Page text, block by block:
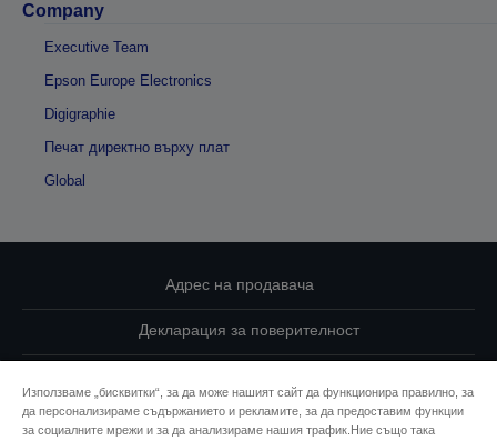
Company
Executive Team
Epson Europe Electronics
Digigraphie
Печат директно върху плат
Global
Адрес на продавача
Декларация за поверителност
Свържете се с нас за Вашите данни
Използваме „бисквитки“, за да може нашият сайт да функционира правилно, за
да персонализираме съдържанието и рекламите, за да предоставим функции
за социалните мрежи и за да анализираме нашия трафик.Ние също така